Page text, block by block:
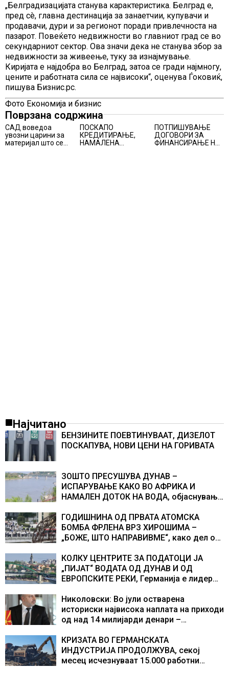
„Белградизацијата станува карактеристика. Белград е,
пред сè, главна дестинација за занаетчии, купувачи и
продавачи, дури и за регионот поради привлечноста на
пазарот. Повеќето недвижности во главниот град се во
секундарниот сектор. Ова значи дека не станува збор за
недвижности за живеење, туку за изнајмување.
Киријата е најдобра во Белград, затоа се гради најмногу,
цените и работната сила се највисоки“, оценува Ѓоковиќ,
пишува Бизнис.рс.
Фото Економија и бизнис
Поврзана содржина
САД воведоа
увозни царини за
материјал што се
ПОСКАПО
КРЕДИТИРАЊЕ,
НАМАЛЕНА
ПОТПИШУВАЊЕ
ДОГОВОРИ ЗА
ФИНАНСИРАЊЕ НА
Најчитано
БЕНЗИНИТЕ ПОЕВТИНУВААТ, ДИЗЕЛОТ
ПОСКАПУВА, НОВИ ЦЕНИ НА ГОРИВАТА
ЗОШТО ПРЕСУШУВА ДУНАВ –
ИСПАРУВАЊЕ КАКО ВО АФРИКА И
НАМАЛЕН ДОТОК НА ВОДА, објаснување
ГОДИШНИНА ОД ПРВАТА АТОМСКА
БОМБА ФРЛЕНА ВРЗ ХИРОШИМА –
„БОЖЕ, ШТО НАПРАВИВМЕ“, како дел од
учесниците во бомбардирањето го
доживуваа овој настан што го промени
текот на историјата
КОЛКУ ЦЕНТРИТЕ ЗА ПОДАТОЦИ ЈА
„ПИЈАТ“ ВОДАТА ОД ДУНАВ И ОД
ЕВРОПСКИТЕ РЕКИ, Германија е лидер
центри за податоци
Николовски: Во јули остварена
историски највисока наплата на приходи
од над 14 милијарди денари –
резултати
КРИЗАТА ВО ГЕРМАНСКАТА
ИНДУСТРИЈА ПРОДОЛЖУВА, секој
месец исчезнуваат 15.000 работни